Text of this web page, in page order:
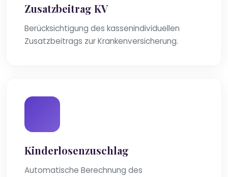
Zusatzbeitrag KV
Berücksichtigung des kassenindividuellen
Zusatzbeitrags zur Krankenversicherung.
Kinderlosenzuschlag
Automatische Berechnung des